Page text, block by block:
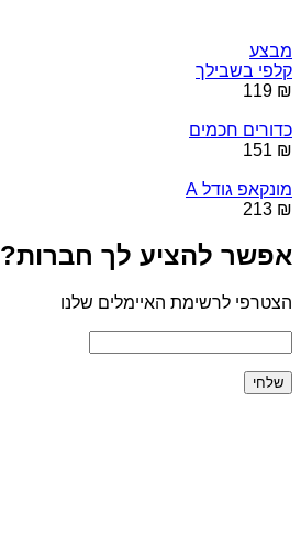
מבצע
קלפי בשבילך
₪ 119
כדורים חכמים
₪ 151
מונקאפ גודל A
₪ 213
אפשר להציע לך חברות?
הצטרפי לרשימת האיימלים שלנו